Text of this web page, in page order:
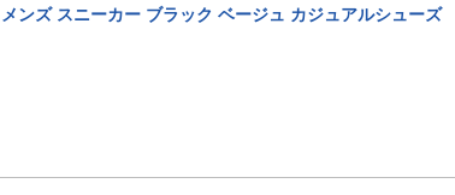
ンズ スニーカー ブラック ベージュ カジュアルシューズ